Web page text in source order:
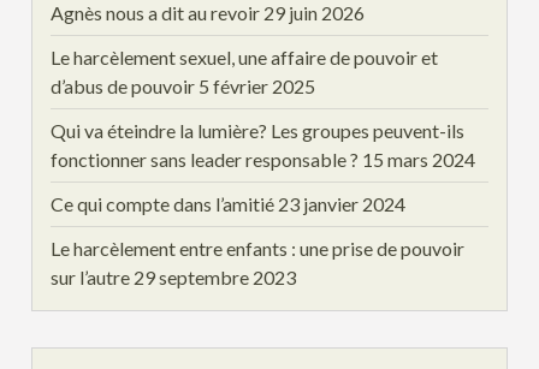
Agnès nous a dit au revoir 29 juin 2026
Le harcèlement sexuel, une affaire de pouvoir et
d’abus de pouvoir 5 février 2025
Qui va éteindre la lumière? Les groupes peuvent-ils
fonctionner sans leader responsable ? 15 mars 2024
Ce qui compte dans l’amitié 23 janvier 2024
Le harcèlement entre enfants : une prise de pouvoir
sur l’autre 29 septembre 2023